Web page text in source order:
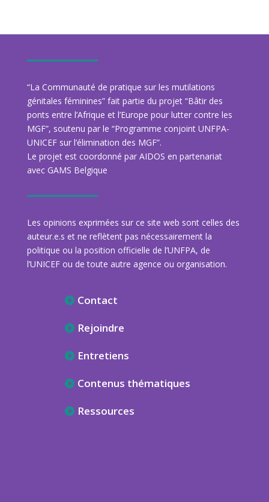
“La Communauté de pratique sur les mutilations
génitales féminines” fait partie du projet “Bâtir des
ponts entre l’Afrique et l’Europe pour lutter contre les
MGF”, soutenu par le “Programme conjoint UNFPA-
UNICEF sur l’élimination des MGF”.
Le projet est coordonné par AIDOS en partenariat
avec GAMS Belgique
Les opinions exprimées sur ce site web sont celles des
auteur.e.s et ne reflètent pas nécessairement la
politique ou la position officielle de l’UNFPA, de
l’UNICEF ou de toute autre agence ou organisation.
Contact
Rejoindre
Entretiens
Contenus thématiques
Ressources